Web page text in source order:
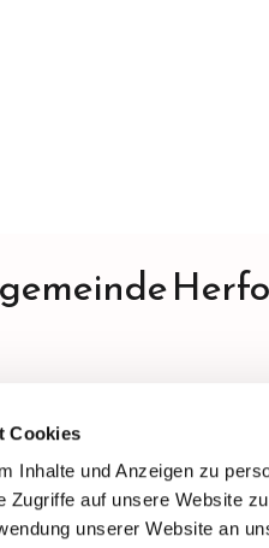
Cookies
Inhalte und Anzeigen zu
Zugriffe auf unsere Website
unserer Website an
anzuzeigen.